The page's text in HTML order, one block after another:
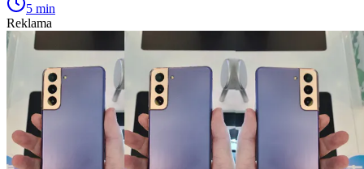
5 min
Reklama